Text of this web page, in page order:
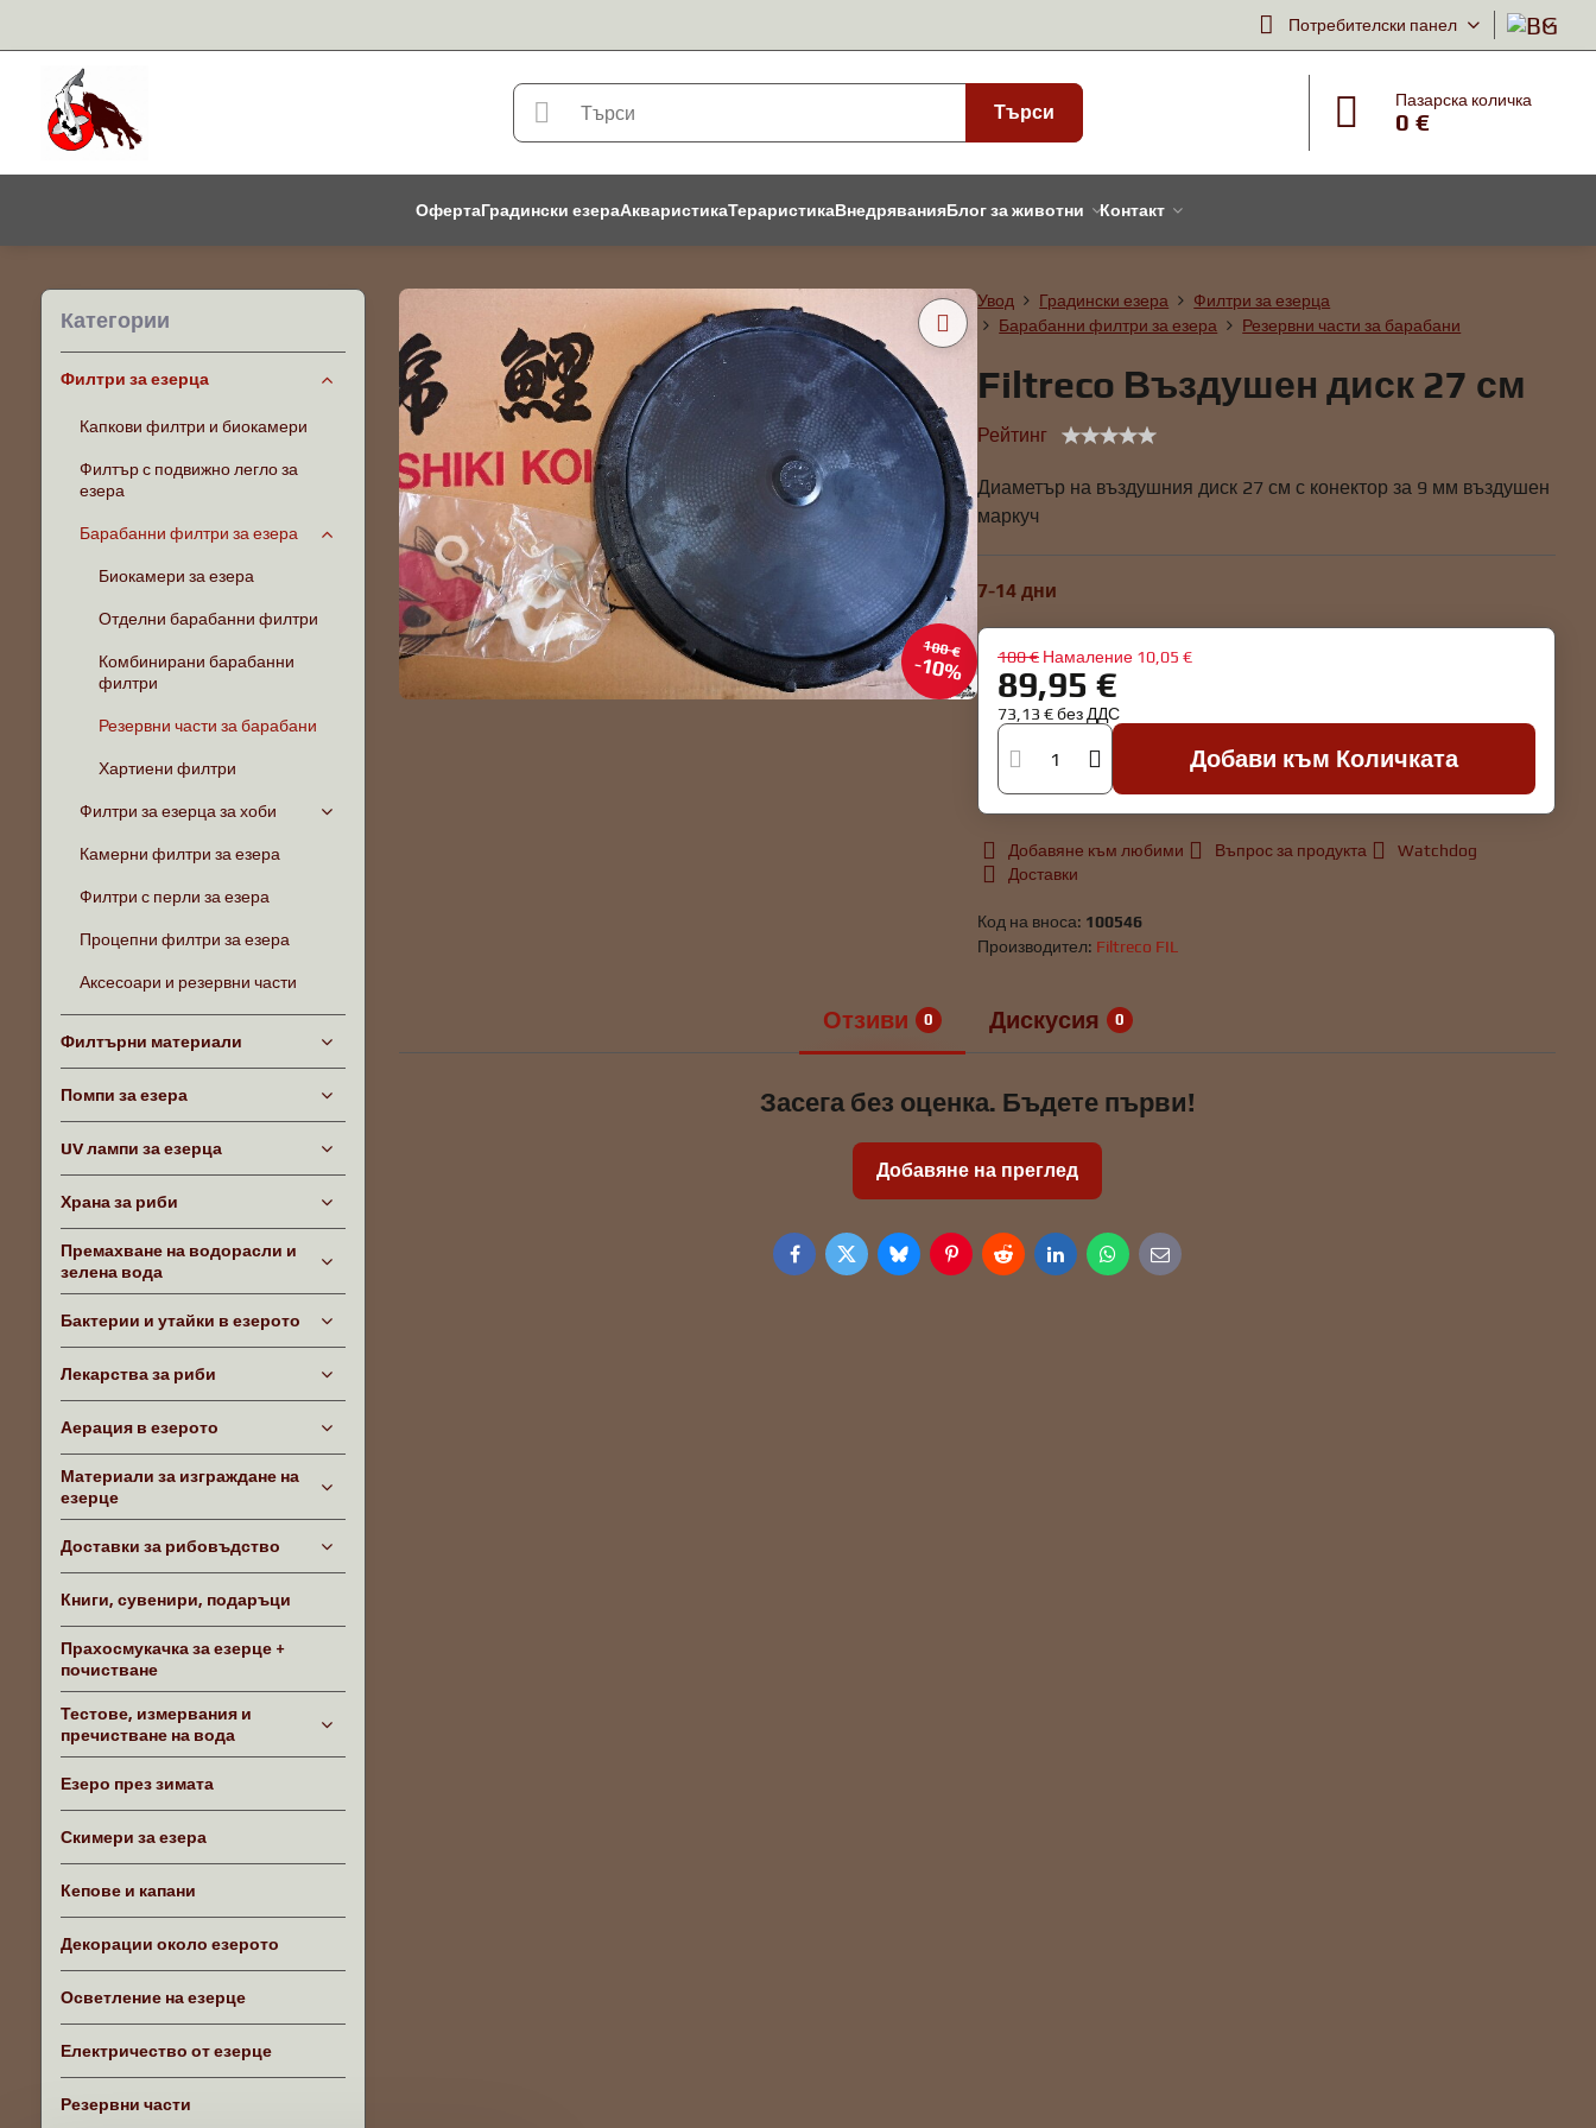
Потребителски панел
Търси
Пазарска количка
0 €
ОфертаГрадински езераАкваристикаТераристикаВнедряванияБлог за животни Контакт
100 €
10%
Увод Градински езера
Филтри за езерца
Барабанни филтри за езера
Резервни части за барабани
Filtreco Въздушен диск 27 см
Рейтинг
Диаметър на въздушния диск 27 см с конектор за 9 мм въздушен
маркуч
7-14 дни
100 € Намаление 10,05 €
89,95 €
73,13 €без ДДС
Добави към Количката
Добавяне към любими Въпрос за продукта
Watchdog
Доставки
Код на вноса: 100546
Производител: Filtreco FIL
Отзиви 0 Дискусия 0
Засега без оценка. Бъдете първи!
Добавяне на преглед
FacebookTwitterBlueskyPinterestRedditLinkedInWhatsApp
E-
mail
Категории
Филтри за езерца
Капкови филтри и биокамери
Филтър с подвижно легло за
езера
Барабанни филтри за езера
Биокамери за езера
Отделни барабанни филтри
Комбинирани барабанни
филтри
Резервни части за барабани
Хартиени филтри
Филтри за езерца за хоби
Камерни филтри за езера
Филтри с перли за езера
Процепни филтри за езера
Аксесоари и резервни части
Филтърни материали
Помпи за езера
UV лампи за езерца
Храна за риби
Премахване на водорасли и
зелена вода
Бактерии и утайки в езерото
Лекарства за риби
Аерация в езерото
Материали за изграждане на
езерце
Доставки за рибовъдство
Книги, сувенири, подаръци
Прахосмукачка за езерце +
почистване
Тестове, измервания и
пречистване на вода
Езеро през зимата
Скимери за езера
Кепове и капани
Декорации около езерото
Осветление на езерце
Електричество от езерце
Резервни части